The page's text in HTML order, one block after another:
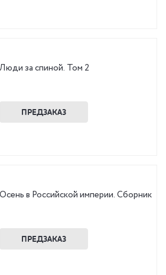
Люди за спиной. Том 2
ПРЕДЗАКАЗ
Осень в Российской империи. Сборник
ПРЕДЗАКАЗ